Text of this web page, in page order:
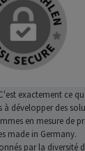
exactement ce
développer des
en mesure de
made in Germany.
par la diversité